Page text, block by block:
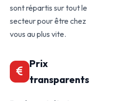
sont répartis sur tout le
secteur pour être chez
vous au plus vite.
Prix
transparents